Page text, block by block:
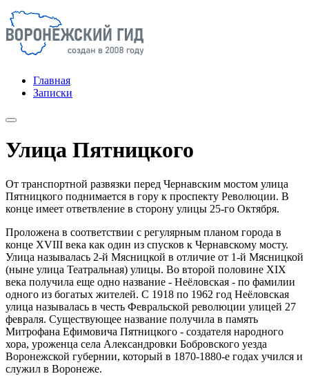
Главная
Записки
Улица Пятницкого
От транспортной развязки перед Чернавским мостом улица
Пятницкого поднимается в гору к проспекту Революции. В
конце имеет ответвление в сторону улицы 25-го Октября.
Проложена в соответствии с регулярным планом города в
конце XVIII века как один из спусков к Чернавскому мосту.
Улица называлась 2-й Мясницкой в отличие от 1-й Мясницкой
(ныне улица Театральная) улицы. Во второй половине XIX
века получила еще одно название - Неёловская - по фамилии
одного из богатых жителей. С 1918 по 1962 год Неёловская
улица называлась в честь Февральской революции улицей 27
февраля. Существующее название получила в память
Митрофана Ефимовича Пятницкого - создателя народного
хора, уроженца села Александровки Бобровского уезда
Воронежской губернии, который в 1870-1880-е годах учился и
служил в Воронеже.